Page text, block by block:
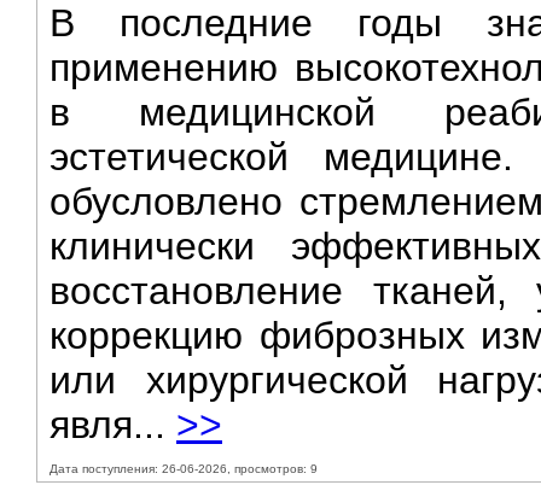
В последние годы
применению
в медицинской
эстетической
обусловлено
клинически
восстановление
коррекцию фиброзных
или хирургической
явля... >>
Дата поступления: 26-06-2026, просмотров: 9